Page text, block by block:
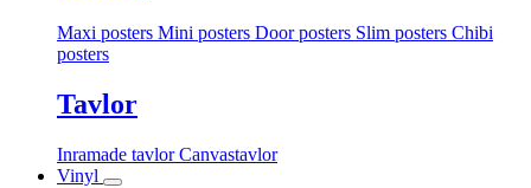
Maxi posters Mini posters Door posters Slim posters Chibi
posters
Tavlor
Inramade tavlorCanvastavlor
Vinyl